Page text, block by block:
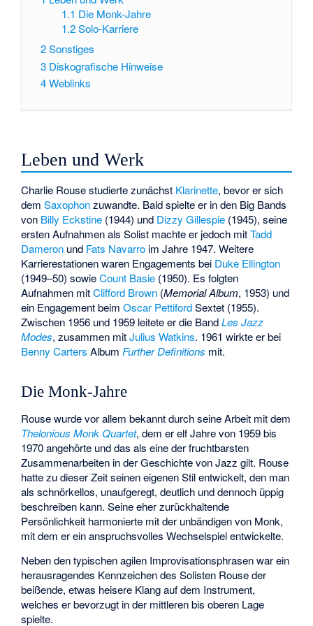
1.1 Die Monk-Jahre
1.2 Solo-Karriere
2Sonstiges
3 Diskografische Hinweise
4Weblinks
Leben und Werk
Charlie Rouse studierte zunächst Klarinette, bevor er sich
demSaxophonzuwandte. Bald spielte er in den Big Bands
von Billy Eckstine (1944) und Dizzy Gillespie (1945), seine
ersten Aufnahmen als Solist machte er jedoch mitTadd
Dameron und Fats Navarro im Jahre 1947. Weitere
Karrierestationen waren Engagements bei Duke Ellington
(1949–50) sowieCount Basie (1950). Es folgten
Aufnahmen mitClifford Brown (Memorial Album, 1953) und
ein Engagement beimOscar PettifordSextet (1955).
Zwischen 1956 und 1959 leitete er die BandLes Jazz
Modes, zusammen mitJulius Watkins. 1961 wirkte er bei
Benny Carters Album Further Definitions mit.
Die Monk-Jahre
Rouse wurde vor allem bekannt durch seine Arbeit mit dem
Thelonious Monk Quartet, dem er elf Jahre von 1959 bis
1970 angehörte und das als eine der fruchtbarsten
Zusammenarbeiten in der Geschichte von Jazz gilt. Rouse
hatte zu dieser Zeit seinen eigenen Stil entwickelt, den man
als schnörkellos, unaufgeregt, deutlich und dennoch üppig
beschreiben kann. Seine eher zurückhaltende
Persönlichkeit harmonierte mit der unbändigen von Monk,
mit dem er ein anspruchsvolles Wechselspiel entwickelte.
Neben den typischen agilen Improvisationsphrasen war ein
herausragendes Kennzeichen des Solisten Rouse der
beißende, etwas heisere Klang auf dem Instrument,
welches er bevorzugt in der mittleren bis oberen Lage
spielte.